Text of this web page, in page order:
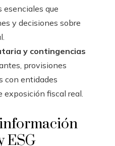
esenciales que
y decisiones sobre
y contingencias
provisiones
con entidades
exposición fiscal real.
ESG